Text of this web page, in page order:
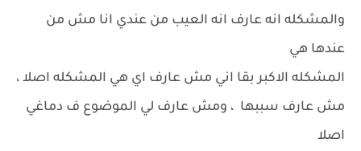
والمشكله انه عارف انه العيب من عندي انا مش من
عندها هي
المشكله الاكبر بقا اني مش عارف اي هي المشكله اصلا ،
مش عارف سببها ، ومش عارف لي الموضوع ف دماغي
اصلا